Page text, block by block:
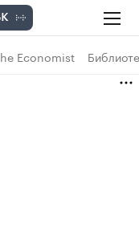
Economist